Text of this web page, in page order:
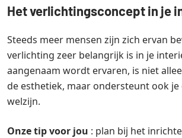
Het verlichtingsconcept in je
Steeds meer mensen zijn zich ervan
verlichting zeer belangrijk is in je
aangenaam wordt ervaren, is niet
de esthetiek, maar ondersteunt ook je
welzijn.
Onze tip voor jou : plan bij het